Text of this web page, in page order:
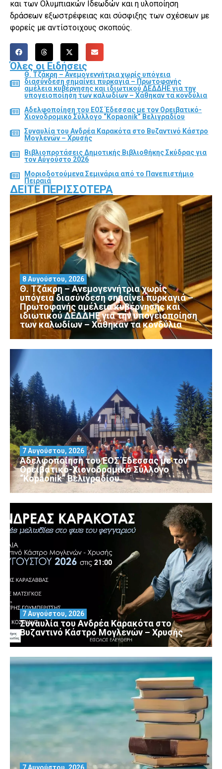
και των Ολυμπιακών Ιδεωδών και η υλοποίηση
δράσεων εξωστρέφειας και σύσφιξης των σχέσεων με
φορείς με αντίστοιχους σκοπούς.
Όλες οι Ειδήσεις
Θ. Τζάκρη – Ανεμογεννήτρια χωρίς υπόγεια
διασύνδεση σημαίνει πυρκαγιά – Πρωτοφανής
αμέλεια κυβέρνησης και ιδιωτικού ΔΕΔΔΗΕ για την
υπογειοποίηση των καλωδίων – Χάθηκαν τα κονδύλια
Αδελφοποίηση του ΕΟΣ Έδεσσας με τον Ορειβατικό-
Χιονοδρομικό Σύλλογο “Kopaonik” Βελιγραδίου
Συναυλία του Ανδρέα Καρακότα στο Βυζαντινό Κάστρο
Μογλενών – Χρυσής
Βιβλιοπροτάσεις Δημοτικής Βιβλιοθήκης Σκύδρας για
τον Αύγούστο 2026
Μοριοδοτούμενα Σεμινάρια από το Πανεπιστήμιο
Πειραιά
ΔΕΊΤΕ ΠΕΡΙΣΣΌΤΕΡΑ
Θ. Τζάκρη – Ανεμογεννήτρια χωρίς
υπόγεια διασύνδεση σημαίνει πυρκαγιά –
Πρωτοφανής αμέλεια κυβέρνησης και
ιδιωτικού ΔΕΔΔΗΕ για την υπογειοποίηση
των καλωδίων – Χάθηκαν τα κονδύλια
8 Αυγούστου, 2026
Αδελφοποίηση του ΕΟΣ Έδεσσας με τον
Ορειβατικό-Χιονοδρομικό Σύλλογο
“Kopaonik” Βελιγραδίου
7 Αυγούστου, 2026
Συναυλία του Ανδρέα Καρακότα στο
Βυζαντινό Κάστρο Μογλενών – Χρυσής
7 Αυγούστου, 2026